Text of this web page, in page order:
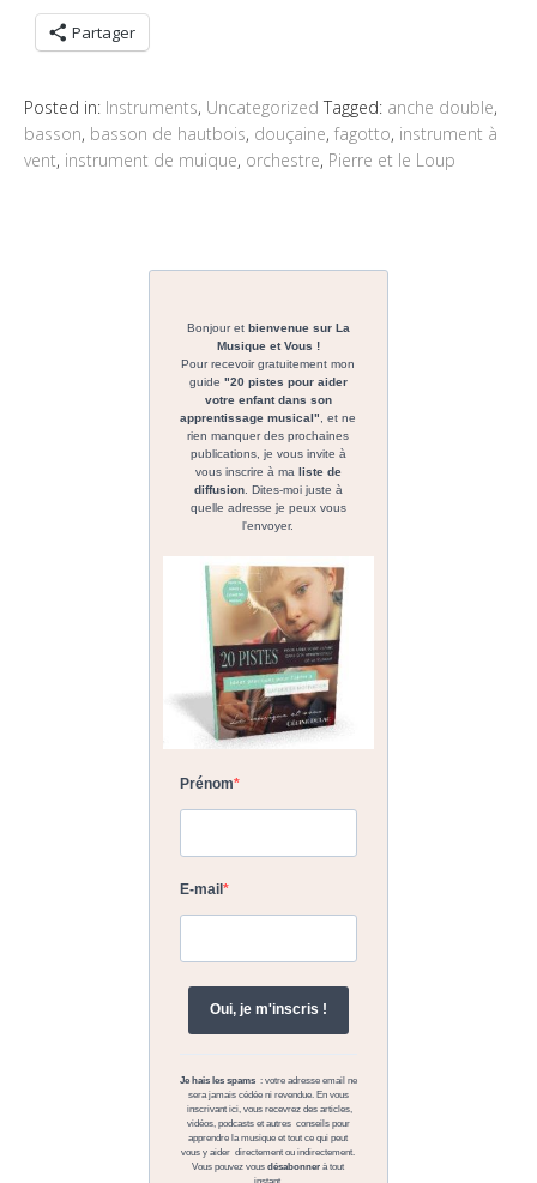
Partager
Posted in: Instruments, Uncategorized Tagged: anche double,
basson, basson de hautbois, douçaine, fagotto, instrument à
vent, instrument de muique, orchestre, Pierre et le Loup